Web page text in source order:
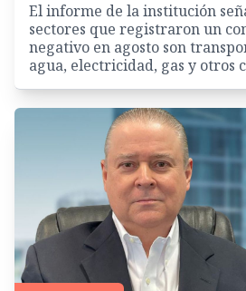
El informe de la institución
sectores que registraron un
negativo en agosto son
agua, electricidad, gas y otros